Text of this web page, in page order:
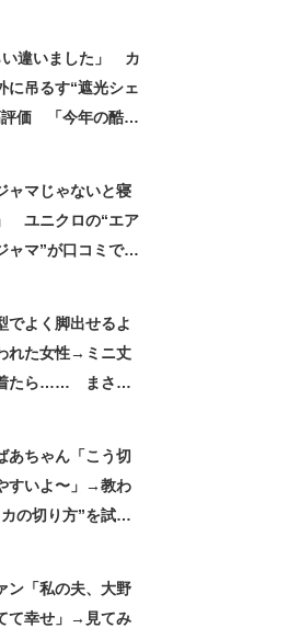
い違いました」 カ
に吊るす“遮光シェ
評価 「今年の酷暑
ャマじゃないと寝
ユニクロの“エア
ャマ”が口コミで好
でよく脚出せるよ
れた女性→ミニ丈
たら…… まさか
あちゃん「こう切
すいよ〜」→教わ
の切り方”を試し
ン「私の夫、大野
て幸せ」→見てみ